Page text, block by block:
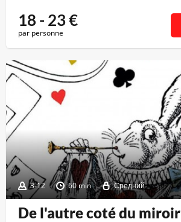
18 - 23€
par personne
3-12 60 min Средний
De l'autre coté du miroir